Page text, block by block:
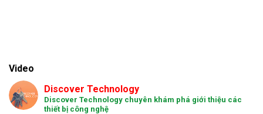
Video
Discover Technology
Discover Technology chuyên khám phá giới thiệu các
thiết bị công nghệ